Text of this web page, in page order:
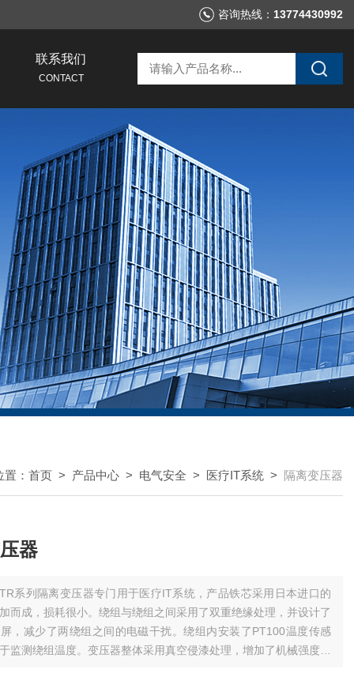
咨询热线： 13774430992
联系我们
CONTACT
： 首页 > 产品中心 > 电气安全 > 医疗IT系统 > 隔离变压器
器
系列隔离变压器专门用于医疗IT系统，产品铁芯采用日本进口的
而成，损耗很小。绕组与绕组之间采用了双重绝缘处理，并设计了
，减少了两绕组之间的电磁干扰。绕组内安装了PT100温度传感
监测绕组温度。变压器整体采用真空侵漆处理，增加了机械强度并